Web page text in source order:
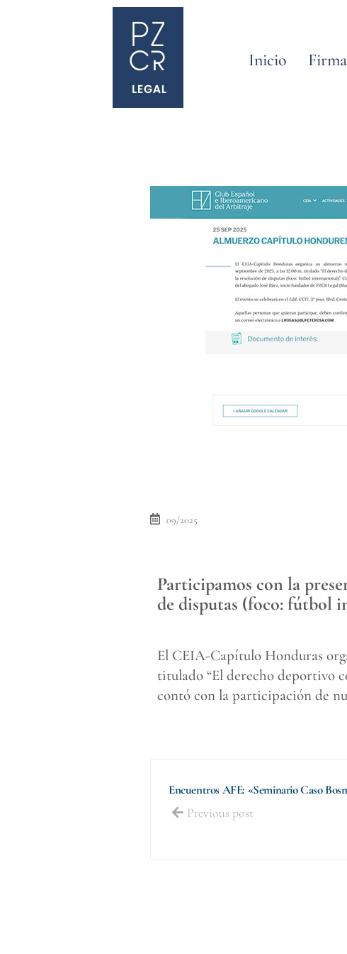
Inicio Firma
09/2025
Participamos con la
de disputas (foco: fútbol
El CEIA-Capítulo Honduras
titulado “El derecho deportivo
contó con la participación de
Encuentros AFE: «Seminario Caso
Previous post